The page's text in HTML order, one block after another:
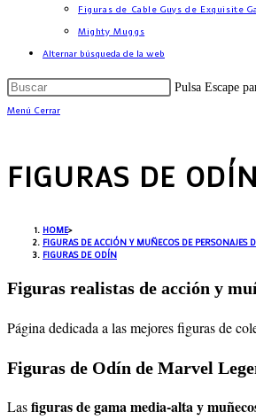
Figuras de Cable Guys de Exquisite
Mighty Muggs
Alternar búsqueda de la web
Pulsa Escape
Menú Cerrar
FIGURAS DE ODÍN
HOME>
FIGURAS DE ACCIÓN Y MUÑECOS DE PERSONAJES
FIGURAS DE ODÍN
Figuras realistas de acción y
Página dedicada a las mejores figuras de
Figuras de Odín de Marvel
Lasfiguras de gama media-alta y